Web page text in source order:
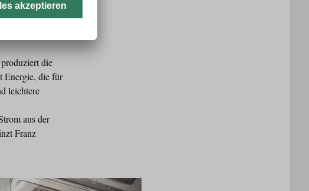
aus
die
Energie, die für
leichtere
aus der
Franz